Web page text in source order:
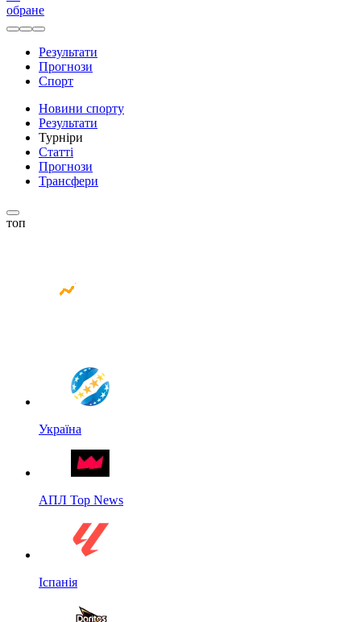
обране
Результати
Прогнози
Спорт
Новини спорту
Результати
Турніри
Статті
Прогнози
Трансфери
топ
Україна
АПЛ Top News
Іспанія